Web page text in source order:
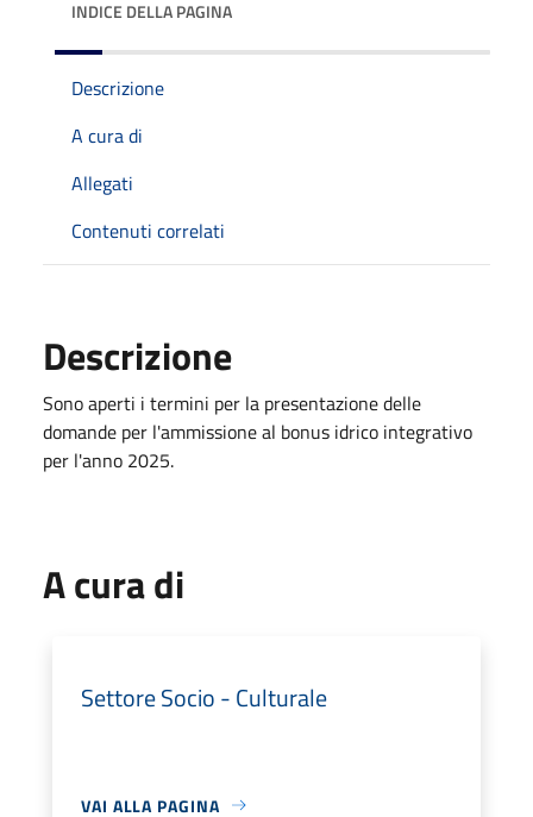
INDICE DELLA PAGINA
Descrizione
A cura di
Allegati
Contenuti correlati
Descrizione
Sono aperti i termini per la presentazione delle
domande per l'ammissione al bonus idrico integrativo
per l'anno 2025.
A cura di
Settore Socio - Culturale
VAI ALLA PAGINA